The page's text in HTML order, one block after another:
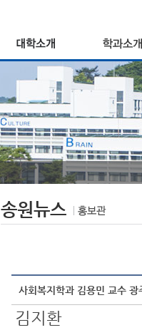
송원뉴스
사회복지학과 김용민 교수
김지환